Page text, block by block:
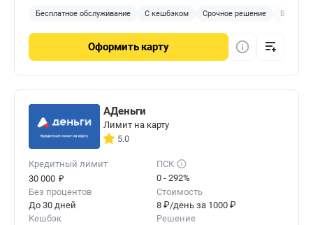
Бесплатное обслуживание С кешбэком Срочное решение
Оформить карту
АДеньги
Лимит на карту
5.0
Кредитный лимит
30 000 ₽
ПСК
0 - 292%
Без процентов
До 30 дней
Стоимость
8 ₽/день за 1000 ₽
Кешбэк
Решение